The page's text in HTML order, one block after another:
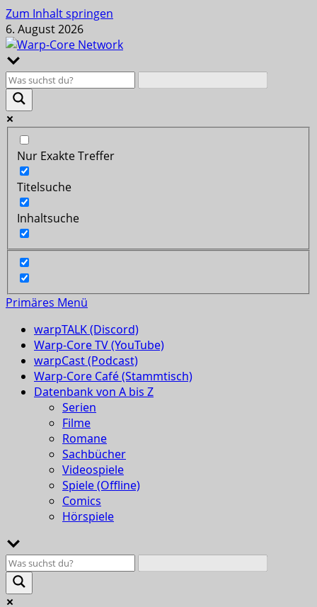
Zum Inhalt springen
6. August 2026
Nur Exakte Treffer
Titelsuche
Inhaltsuche
Primäres Menü
warpTALK (Discord)
Warp-Core TV (YouTube)
warpCast (Podcast)
Warp-Core Café (Stammtisch)
Datenbank von A bis Z
Serien
Filme
Romane
Sachbücher
Videospiele
Spiele (Offline)
Comics
Hörspiele